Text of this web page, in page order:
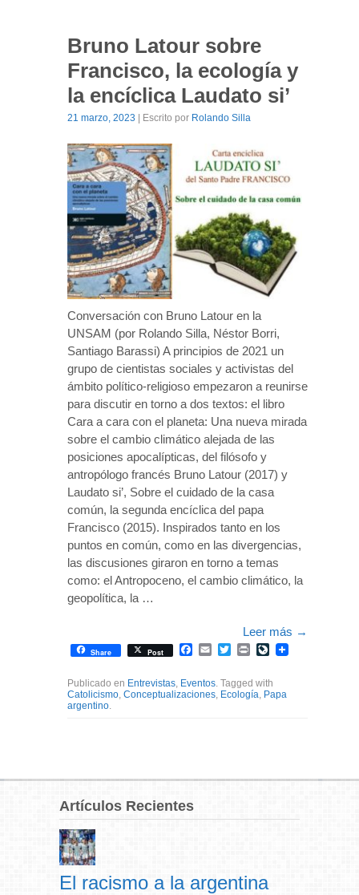
Bruno Latour sobre
Francisco, la ecología y
la encíclica Laudato si’
21 marzo, 2023 | Escrito por Rolando Silla
Conversación con Bruno Latour en la
UNSAM (por Rolando Silla, Néstor Borri,
Santiago Barassi) A principios de 2021 un
grupo de cientistas sociales y activistas del
ámbito político-religioso empezaron a reunirse
para discutir en torno a dos textos: el libro
Cara a cara con el planeta: Una nueva mirada
sobre el cambio climático alejada de las
posiciones apocalípticas, del filósofo y
antropólogo francés Bruno Latour (2017) y
Laudato si’, Sobre el cuidado de la casa
común, la segunda encíclica del papa
Francisco (2015). Inspirados tanto en los
puntos en común, como en las divergencias,
las discusiones giraron en torno a temas
como: el Antropoceno, el cambio climático, la
geopolítica, la …
Leer más →
Share Post Facebook
EmailTwitterPrintLiveJournal
Publicado en Entrevistas, Eventos. Tagged with
Catolicismo, Conceptualizaciones, Ecología, Papa
argentino.
Artículos Recientes
El racismo a la argentina